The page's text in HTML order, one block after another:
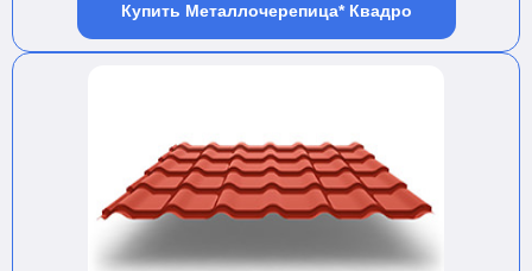
Купить Металлочерепица* Квадро